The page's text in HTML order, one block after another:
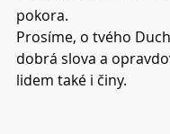
pokora.
Prosíme, o tvého
dobrá slova a
lidem také i činy.